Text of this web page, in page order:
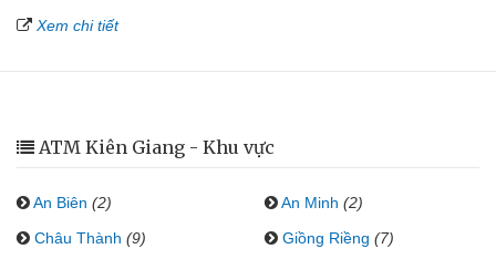
Xem chi tiết
ATM Kiên Giang - Khu vực
An Biên (2) An Minh (2)
Châu Thành (9) Giồng Riềng (7)